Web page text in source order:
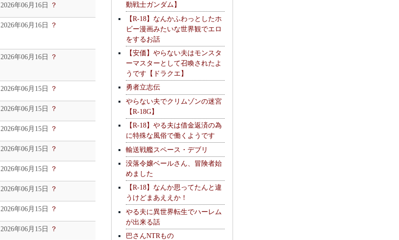
2026年06月16日 ？
2026年06月16日 ？
2026年06月16日 ？
2026年06月15日 ？
2026年06月15日 ？
2026年06月15日 ？
2026年06月15日 ？
2026年06月15日 ？
2026年06月15日 ？
2026年06月15日 ？
2026年06月15日 ？
動戦士ガンダム】
【R-18】なんかふわっとしたホ
ビー漫画みたいな世界観でエロ
をするお話
【安価】やらない夫はモンスタ
ーマスターとして召喚されたよ
うです【ドラクエ】
勇者立志伝
やらない夫でクリムゾンの迷宮
【R-18G】
【R-18】やる夫は借金返済の為
に特殊な風俗で働くようです
輸送戦艦スペース・デブリ
没落令嬢ベールさん、冒険者始
めました
【R-18】なんか思ってたんと違
うけどまあええか！
やる夫に異世界転生でハーレム
が出来る話
巴さんNTRもの